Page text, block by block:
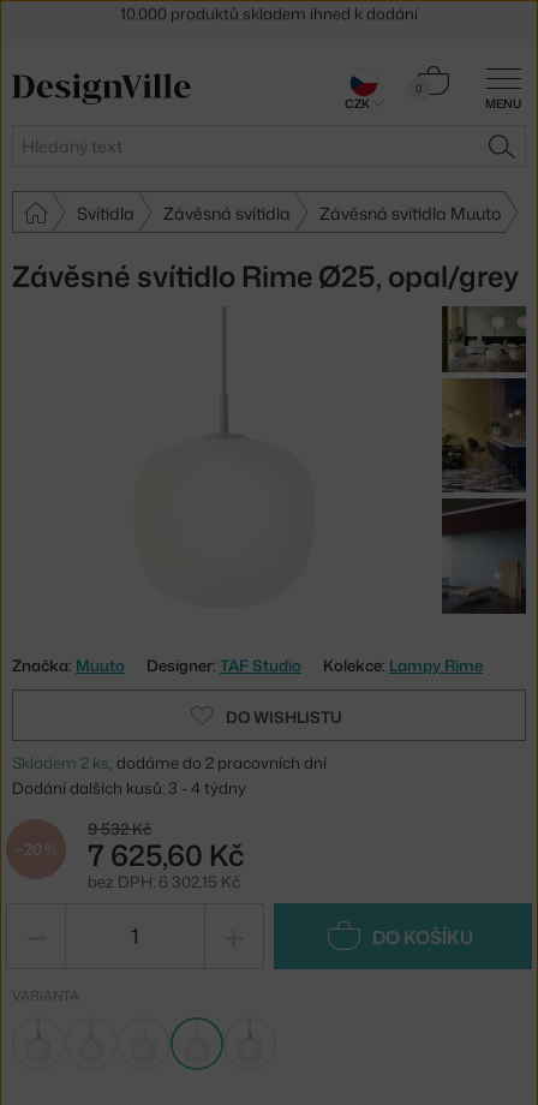
MENU
Hledat
0
Košík
Svítidla Závěsná svítidla Závěsná svítidla Muuto
Závěsné svítidlo Rime Ø25, opal/grey
Značka: Muuto Designer: TAF Studio Kolekce: Lampy Rime
DO WISHLISTU
Skladem 2 ks, dodáme do 2 pracovních dní
Dodání dalších kusů: 3 - 4 týdny
−20 %
9 532 Kč
7 625,60 Kč
bez DPH: 6 302,15 Kč
DO KOŠÍKU
VARIANTA
30 dní na vrácení zboží
CZK